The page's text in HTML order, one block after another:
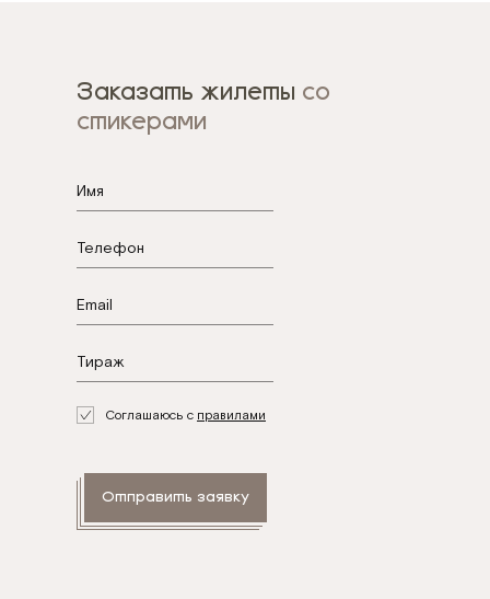
Заказать жилеты со
стикерами
Соглашаюсь с правилами
Отправить заявку